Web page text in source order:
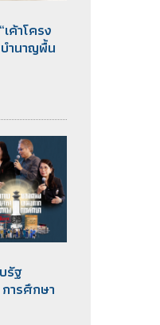
ค้าโครง
ำนาญพื้น
รัฐ
ารศึกษา